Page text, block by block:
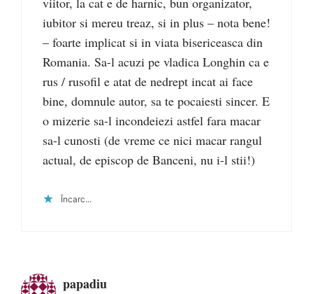
iubitor si mereu treaz, si in plus – nota bene!
– foarte implicat si in viata bisericeasca din
Romania. Sa-l acuzi pe vladica Longhin ca e
rus / rusofil e atat de nedrept incat ai face
bine, domnule autor, sa te pocaiesti sincer. E
o mizerie sa-l incondeiezi astfel fara macar
sa-l cunosti (de vreme ce nici macar rangul
actual, de episcop de Banceni, nu i-l stii!)
Încarc...
papadiu